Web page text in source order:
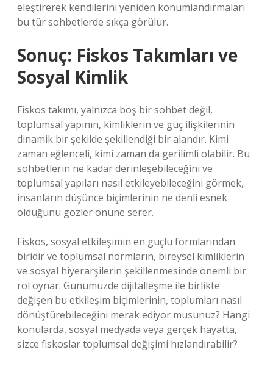
eleştirerek kendilerini yeniden konumlandırmaları
bu tür sohbetlerde sıkça görülür.
Sonuç: Fiskos Takımları ve
Sosyal Kimlik
Fiskos takımı, yalnızca boş bir sohbet değil,
toplumsal yapının, kimliklerin ve güç ilişkilerinin
dinamik bir şekilde şekillendiği bir alandır. Kimi
zaman eğlenceli, kimi zaman da gerilimli olabilir. Bu
sohbetlerin ne kadar derinleşebileceğini ve
toplumsal yapıları nasıl etkileyebileceğini görmek,
insanların düşünce biçimlerinin ne denli esnek
olduğunu gözler önüne serer.
Fiskos, sosyal etkileşimin en güçlü formlarından
biridir ve toplumsal normların, bireysel kimliklerin
ve sosyal hiyerarşilerin şekillenmesinde önemli bir
rol oynar. Günümüzde dijitalleşme ile birlikte
değişen bu etkileşim biçimlerinin, toplumları nasıl
dönüştürebileceğini merak ediyor musunuz? Hangi
konularda, sosyal medyada veya gerçek hayatta,
sizce fiskoslar toplumsal değişimi hızlandırabilir?